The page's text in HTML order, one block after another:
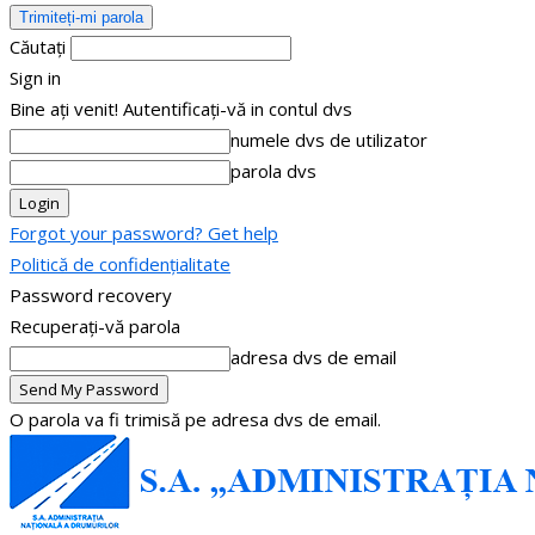
Căutați
Sign in
Bine ați venit! Autentificați-vă in contul dvs
numele dvs de utilizator
parola dvs
Forgot your password? Get help
Politică de confidențialitate
Password recovery
Recuperați-vă parola
adresa dvs de email
O parola va fi trimisă pe adresa dvs de email.